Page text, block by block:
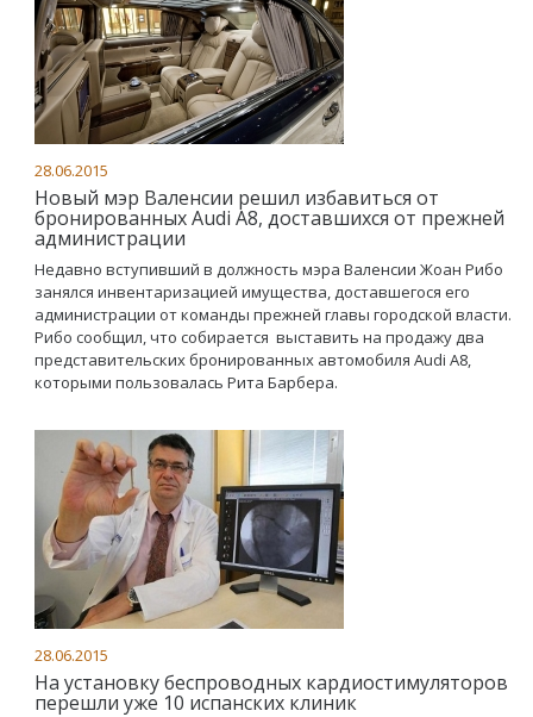
28.06.2015
Новый мэр Валенсии решил избавиться от
бронированных Audi A8, доставшихся от прежней
администрации
Недавно вступивший в должность мэра Валенсии Жоан Рибо
занялся инвентаризацией имущества, доставшегося его
администрации от команды прежней главы городской власти.
Рибо сообщил, что собирается выставить на продажу два
представительских бронированных автомобиля Audi A8,
которыми пользовалась Рита Барбера.
28.06.2015
На установку беспроводных кардиостимуляторов
перешли уже 10 испанских клиник